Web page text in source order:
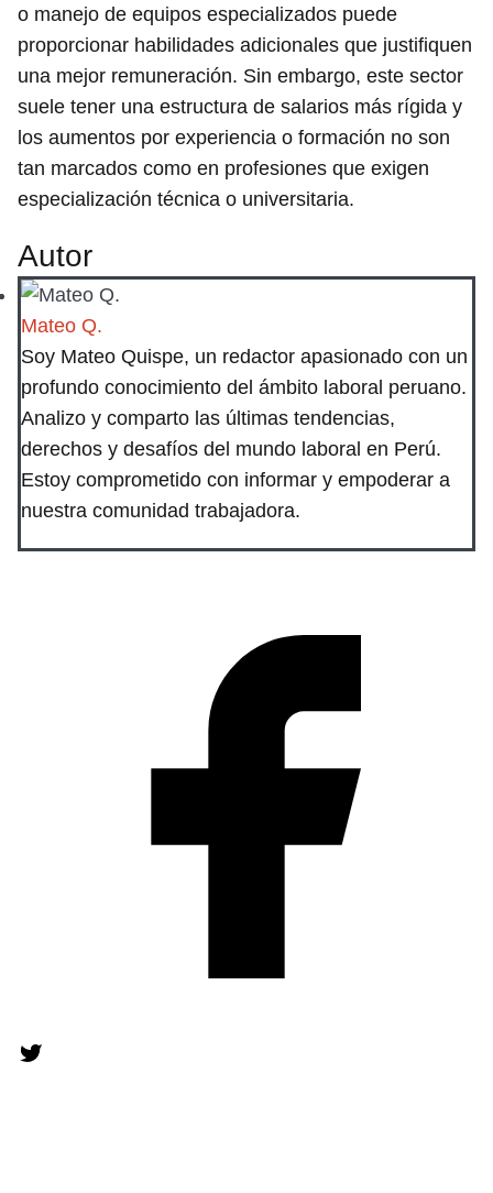
o manejo de equipos especializados puede
proporcionar habilidades adicionales que justifiquen
una mejor remuneración. Sin embargo, este sector
suele tener una estructura de salarios más rígida y
los aumentos por experiencia o formación no son
tan marcados como en profesiones que exigen
especialización técnica o universitaria.
Autor
Mateo Q.
Soy Mateo Quispe, un redactor apasionado con un
profundo conocimiento del ámbito laboral peruano.
Analizo y comparto las últimas tendencias,
derechos y desafíos del mundo laboral en Perú.
Estoy comprometido con informar y empoderar a
nuestra comunidad trabajadora.